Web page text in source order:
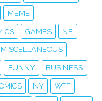
MEME
GAMES NE
MISCELLANEOUS
FUNNY BUSINESS
NY WTF